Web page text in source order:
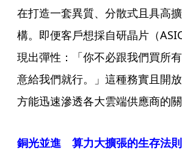
在打造一套異質、分散式且具高
構。即便客戶想採自研晶片（
現出彈性：「你不必跟我們買所
意給我們就行。」這種務實且開
方能迅速滲透各大雲端供應商的關
銅光並進 算力大擴張的生存法則